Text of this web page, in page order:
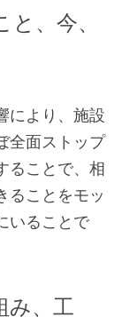
、今、
により、施設
全面ストップ
ることで、相
ることをモッ
いることで
み、工